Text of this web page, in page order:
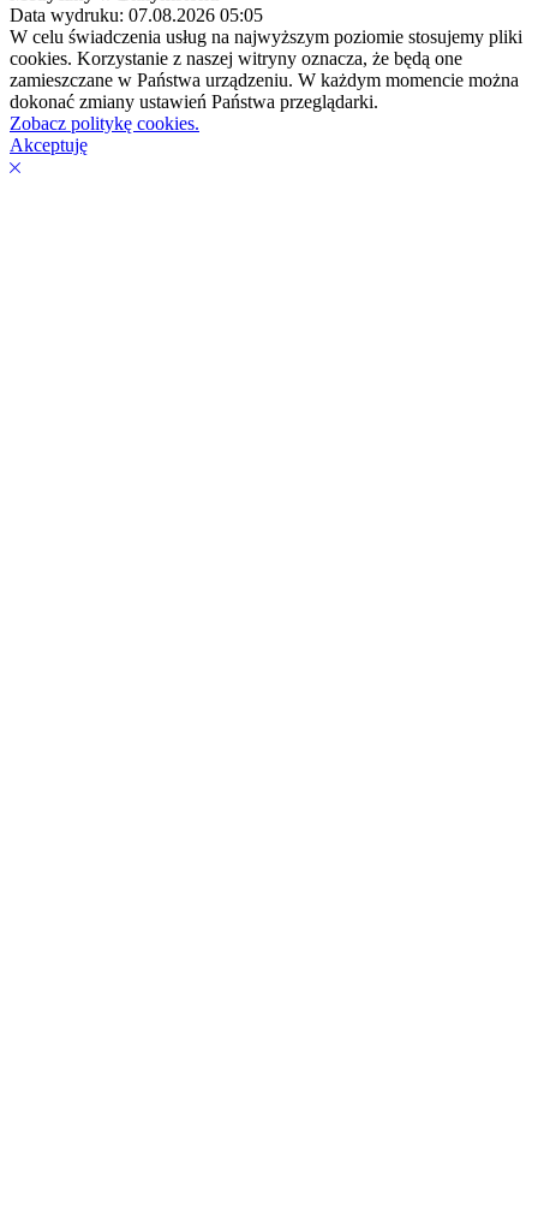
Data wydruku: 07.08.2026 05:05
W celu świadczenia usług na najwyższym poziomie stosujemy pliki
cookies. Korzystanie z naszej witryny oznacza, że będą one
zamieszczane w Państwa urządzeniu. W każdym momencie można
dokonać zmiany ustawień Państwa przeglądarki.
Zobacz politykę cookies.
Akceptuję